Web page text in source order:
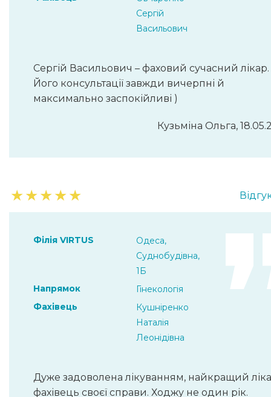
Сергій
Васильович
Сергій Васильович – фаховий сучасний лікар.
Його консультації завжди вичерпні й
максимально заспокійливі )
Кузьміна Ольга,
★★★★★
Філія VIRTUS
Одеса,
Суднобудівна,
1Б
Напрямок
Гінекологія
Фахівець
Кушніренко
Наталія
Леонідівна
Дуже задоволена лікуванням, найкращий
фахівець своєї справи. Ходжу не один рік.